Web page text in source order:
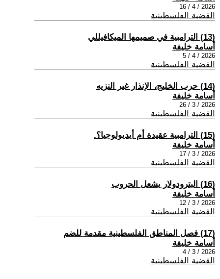
2026 / 4 / 16
القضية الفلسطينية
(13) الترامبية في صميمها الميكافيللي
أسامة خليفة
2026 / 4 / 5
القضية الفلسطينية
(14) حرب الخليج، الإنذار غير النزيه
أسامة خليفة
2026 / 3 / 26
القضية الفلسطينية
(15) الترامبية عقيدة أم أيديولوجيا؟.
أسامة خليفة
2026 / 3 / 17
القضية الفلسطينية
(16) البترودولار يشعل الحروب
أسامة خليفة
2026 / 3 / 12
القضية الفلسطينية
(17) فصل المناطق الفلسطينية مقدمة للضم
أسامة خليفة
2026 / 3 / 4
القضية الفلسطينية